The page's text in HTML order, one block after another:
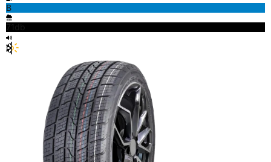
B
71db